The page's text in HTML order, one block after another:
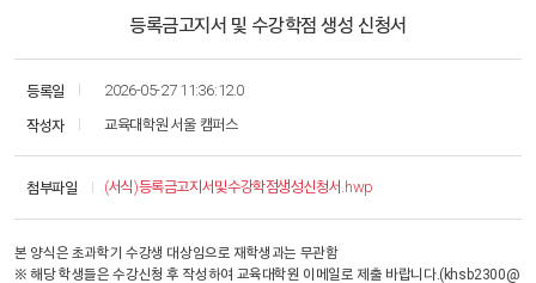
등록금고지서 및 수강학점 생성 신청서
등록일
2026-05-27 11:36:12.0
작성자
교육대학원 서울 캠퍼스
첨부파일 (서식)등록금고지서및수강학점생성신청서.hwp
본 양식은 초과학기 수강생 대상임으로 재학생과는 무관함
※ 해당 학생들은 수강신청 후 작성하여 교육대학원 이메일로 제출 바랍니다.(khsb2300@